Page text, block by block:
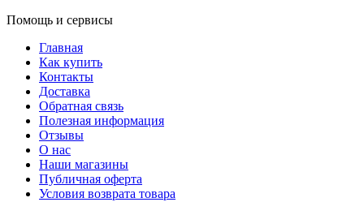
Помощь и сервисы
Главная
Как купить
Контакты
Доставка
Обратная связь
Полезная информация
Отзывы
О нас
Наши магазины
Публичная оферта
Условия возврата товара